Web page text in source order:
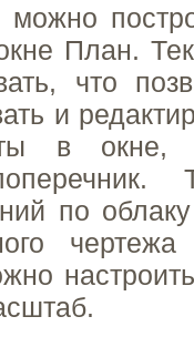
можно
План.
что
и
в окне,
по